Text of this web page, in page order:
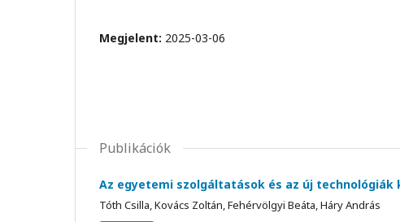
Megjelent: 2025-03-06
Publikációk
Az egyetemi szolgáltatások és az új
Tóth Csilla, Kovács Zoltán, Fehérvölgyi Beáta, Háry András